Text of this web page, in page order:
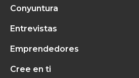
Conyuntura
Entrevistas
Emprendedores
Cree en ti